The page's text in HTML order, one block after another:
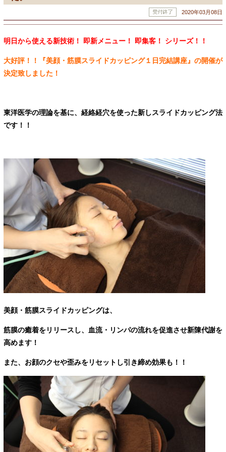
2020年03月08日
明日から使える新技術！ 即新メニュー！ 即集客！ シリーズ！！
大好評！！『美顔・筋膜スライドカッピング１日完結講座』の開催が
決定致しました！
東洋医学の理論を基に、経絡経穴を使った新しスライドカッピング法
です！！
美顔・筋膜スライドカッピングは、
筋膜の癒着をリリースし、血流・リンパの流れを促進させ新陳代謝を
高めます！
また、 お顔のクセや歪みをリセットし引き締め効果も！！